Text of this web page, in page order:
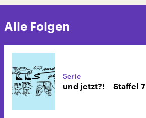
Alle Folgen
Serie
und jetzt?! – Staffel 7